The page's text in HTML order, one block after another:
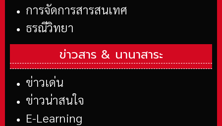
การจัดการสารสนเทศ
ธรณีวิทยา
ข่าวสาร & นานาสาระ
ข่าวเด่น
ข่าวน่าสนใจ
E-Learning